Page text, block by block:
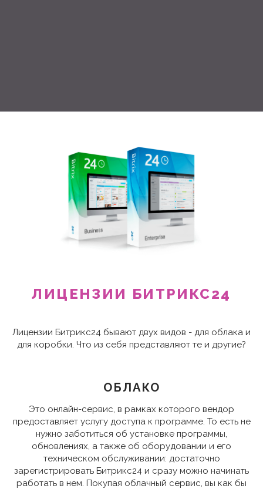
ЛИЦЕНЗИИ БИТРИКС24
Лицензии Битрикс24 бывают двух видов - для облака и
для коробки. Что из себя представляют те и другие?
ОБЛАКО
Это онлайн-сервис, в рамках которого вендор
предоставляет услугу доступа к программе. То есть не
нужно заботиться об установке программы,
обновлениях, а также об оборудовании и его
техническом обслуживании: достаточно
зарегистрировать Битрикс24 и сразу можно начинать
работать в нем. Покупая облачный сервис, вы как бы